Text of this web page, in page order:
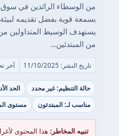
من الوسطاء الرائدين في
بسمعة قوية بفضل تقديمه
يستهدف الوسيط المتداولين
من المبتدئين...
تاريخ النشر: 11/10/2025 آخر
حالة التنظيم: غير محدد
الحد
مناسب لـ: المبتدئون
مستوى
تنبيه المخاطر: هذا المحتوى